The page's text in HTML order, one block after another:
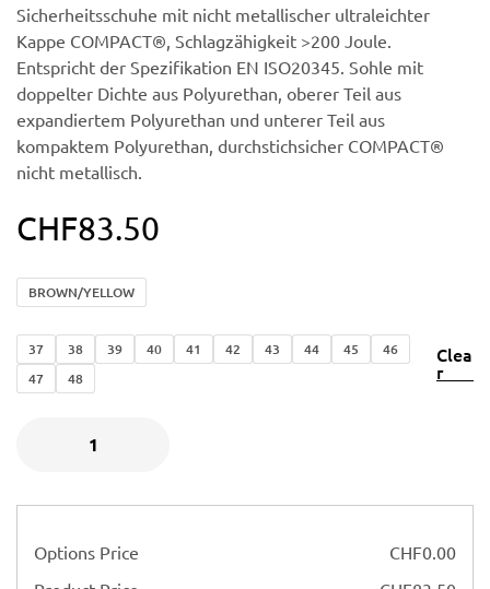
Sicherheitsschuhe mit nicht metallischer ultraleichter
Kappe COMPACT®, Schlagzähigkeit >200 Joule.
Entspricht der Spezifikation EN ISO20345. Sohle mit
doppelter Dichte aus Polyurethan, oberer Teil aus
expandiertem Polyurethan und unterer Teil aus
kompaktem Polyurethan, durchstichsicher COMPACT®
nicht metallisch.
CHF83.50
BROWN/YELLOW
37 38 39 40 41 42 43 44 45
46
47
48
Clea
r
Options Price CHF0.00